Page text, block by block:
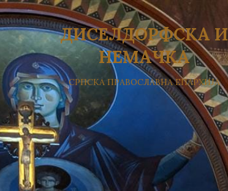
ДИСЕЛДОРФСКА И
НЕМАЧКА
СРПСКА ПРАВОСЛАВНА ЕПАРХИЈА